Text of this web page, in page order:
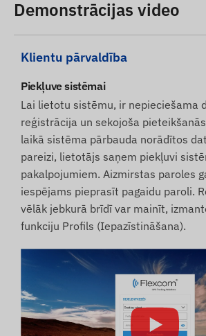
Demonstrācijas video
Klientu pārvaldība
Piekļuve sistēmai
Lai lietotu sistēmu, ir nepieciešama
reģistrācija un sekojoša
laikā sistēma pārbauda norādītos
pareizi, lietotājs saņem piekļuvi
pakalpojumiem. Aizmirstas paroles
iespējams pieprasīt pagaidu paroli.
vēlāk jebkurā brīdī var mainīt,
funkciju Profils (Iepazīstināšana).